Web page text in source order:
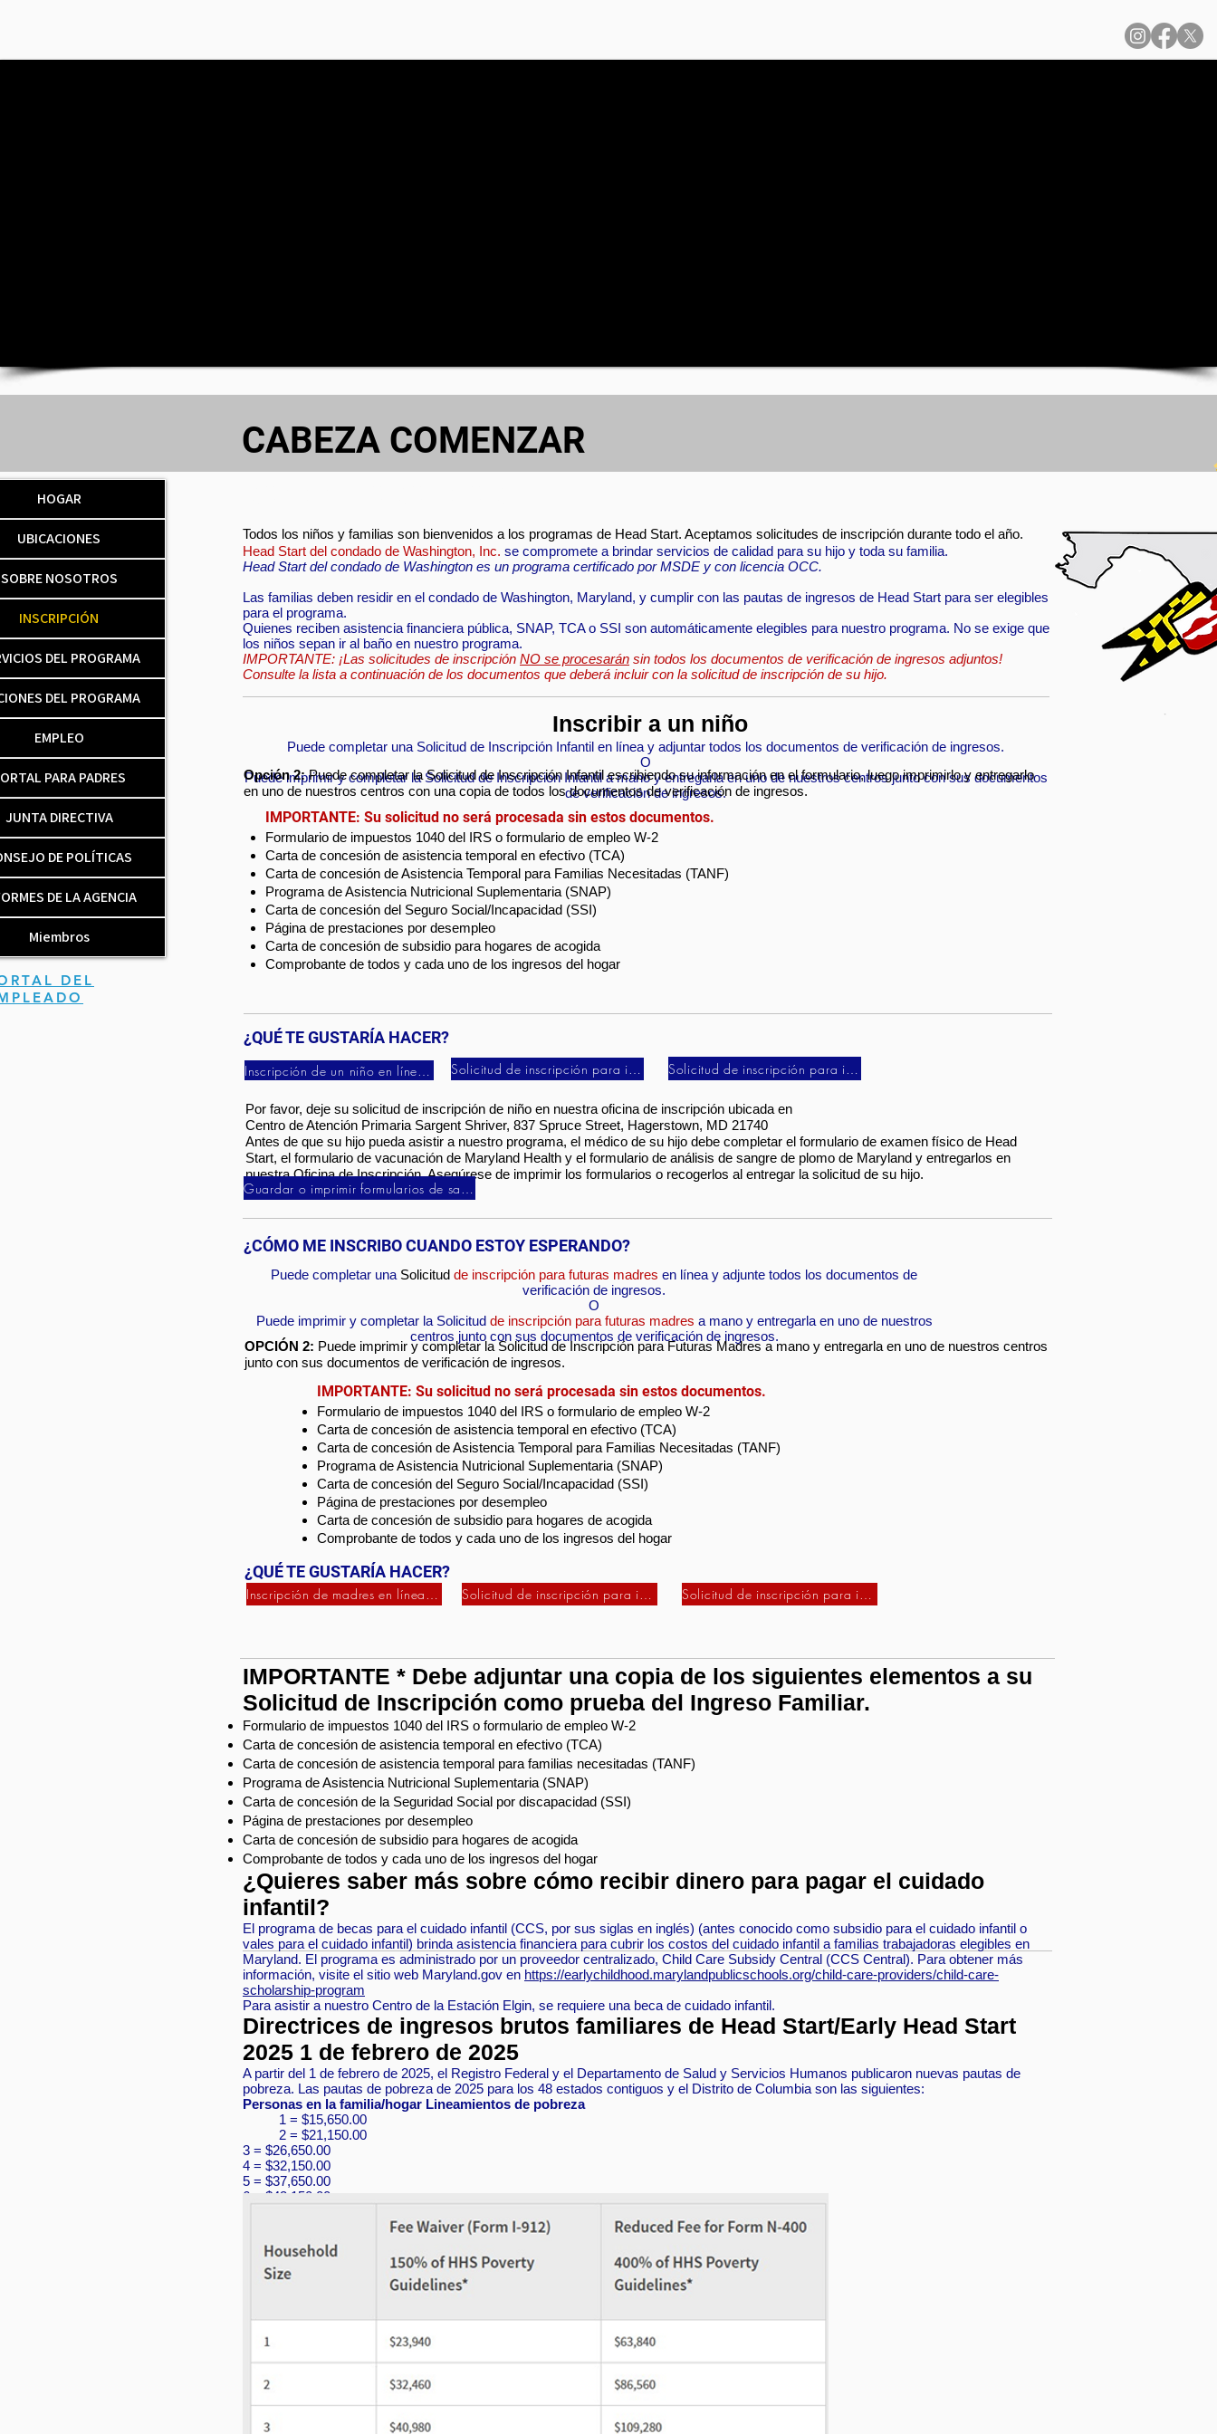
Todos los niños y familias son bienvenidos a los programas de Head Start. Aceptamos solicitudes de inscripción durante todo el año.
Head Start del condado de Washington, Inc. se compromete a brindar servicios de calidad para su hijo y toda su familia.
Head Start del condado de Washington es un programa certificado por MSDE y con licencia OCC.
Las familias deben residir en el condado de Washington, Maryland, y cumplir con las pautas de ingresos de Head Start para ser elegibles
para el programa.
Quienes reciben asistencia financiera pública, SNAP, TCA o SSI son automáticamente elegibles para nuestro programa. No se exige que
los niños sepan ir al baño en nuestro programa.
IMPORTANTE: ¡Las solicitudes de inscripción NO se procesarán sin todos los documentos de verificación de ingresos adjuntos!
Consulte la lista a continuación de los documentos que deberá incluir con la solicitud de inscripción de su hijo.
Inscribir a un niño
Puede completar una Solicitud de Inscripción Infantil en línea y adjuntar todos los documentos de verificación de ingresos.
O
Puede imprimir y completar laSolicitud de Inscripción Infantila mano y entregarla en uno de nuestros centros junto con sus documentos
de verificación de ingresos.
Opción 2:Puede completar la Solicitud de Inscripción Infantil escribiendo su información en el formulario, luego imprimirlo y entregarlo
en uno de nuestros centros con una copia de todos los documentos de verificación de ingresos.
IMPORTANTE: Su solicitud no será procesada sin estos documentos.
Formulario de impuestos 1040 del IRS o formulario de empleo W-2
Carta de concesión de asistencia temporal en efectivo (TCA)
Carta de concesión de Asistencia Temporal para Familias Necesitadas (TANF)
Programa de Asistencia Nutricional Suplementaria (SNAP)
Carta de concesión del Seguro Social/Incapacidad (SSI)
Página de prestaciones por desempleo
Carta de concesión de subsidio para hogares de acogida
Comprobante de todos y cada uno de los ingresos del hogar
¿QUÉ TE GUSTARÍA HACER?
Solicitud de inscripción para imprimir (en inglés)
Por favor, deje su solicitud de inscripción de niño en nuestra oficina de inscripción ubicada en
Centro de Atención Primaria Sargent Shriver, 837 Spruce Street, Hagerstown, MD 21740
Antes de que su hijo pueda asistir a nuestro programa, el médico de su hijo debe completar el formulario de examen físico de Head
Start, el formulario de vacunación de Maryland Health y el formulario de análisis de sangre de plomo de Maryland y entregarlos en
nuestra Oficina de Inscripción. Asegúrese de imprimir los formularios o recogerlos al entregar la solicitud de su hijo.
¿CÓMO ME INSCRIBO CUANDO ESTOY ESPERANDO?
Puede completar una Solicitud de inscripción para futuras madres en línea y adjunte todos los documentos de
verificación de ingresos.
O
Puede imprimir y completar la Solicitud de inscripción para futuras madres a mano y entregarla en uno de nuestros
centros junto con sus documentos de verificación de ingresos.
OPCIÓN 2: Puede imprimir y completar la Solicitud de Inscripción para Futuras Madres a mano y entregarla en uno de nuestros centros
junto con sus documentos de verificación de ingresos.
IMPORTANTE: Su solicitud no será procesada sin estos documentos.
Formulario de impuestos 1040 del IRS o formulario de empleo W-2
Carta de concesión de asistencia temporal en efectivo (TCA)
Carta de concesión de Asistencia Temporal para Familias Necesitadas (TANF)
Programa de Asistencia Nutricional Suplementaria (SNAP)
Carta de concesión del Seguro Social/Incapacidad (SSI)
Página de prestaciones por desempleo
Carta de concesión de subsidio para hogares de acogida
Comprobante de todos y cada uno de los ingresos del hogar
¿QUÉ TE GUSTARÍA HACER?
Inscripción de madres en línea (inglés) Solicitud de inscripción para imprimir (en inglés) Solicitud de inscripción para imprimir (español)
IMPORTANTE * Debe adjuntar una copia de los siguientes elementos a su
Solicitud de Inscripción como prueba del Ingreso Familiar.
Formulario de impuestos 1040 del IRS o formulario de empleo W-2
Carta de concesión de asistencia temporal en efectivo (TCA)
Carta de concesión de asistencia temporal para familias necesitadas (TANF)
Programa de Asistencia Nutricional Suplementaria (SNAP)
Carta de concesión de la Seguridad Social por discapacidad (SSI)
Página de prestaciones por desempleo
Carta de concesión de subsidio para hogares de acogida
Comprobante de todos y cada uno de los ingresos del hogar
¿Quieres saber más sobre cómo recibir dinero para pagar el cuidado
infantil?
El programa de becas para el cuidado infantil (CCS, por sus siglas en inglés) (antes conocido como subsidio para el cuidado infantil o
vales para el cuidado infantil) brinda asistencia financiera para cubrir los costos del cuidado infantil a familias trabajadoras elegibles en
Maryland. El programa es administrado por un proveedor centralizado, Child Care Subsidy Central (CCS Central). Para obtener más
información, visite el sitio web Maryland.gov en https://earlychildhood.marylandpublicschools.org/child-care-providers/child-care-
scholarship-program
Para asistir a nuestro Centro de la Estación Elgin, se requiere una beca de cuidado infantil.
Directrices de ingresos brutos familiares de Head Start/Early Head Start
2025 1 de febrero de 2025
A partir del 1 de febrero de 2025, el Registro Federal y el Departamento de Salud y Servicios Humanos publicaron nuevas pautas de
pobreza. Las pautas de pobreza de 2025 para los 48 estados contiguos y el Distrito de Columbia son las siguientes:
Personas en la familia/hogar Lineamientos de pobreza
1 = $15,650.00
2 = $21,150.00
3 = $26,650.00
4 = $32,150.00
5 = $37,650.00
6 = $43,150.00
HOGAR
UBICACIONES
SOBRE NOSOTROS
INSCRIPCIÓN
DEL PROGRAMA
DEL PROGRAMA
EMPLEO
PARA PADRES
JUNTA DIRECTIVA
DE POLÍTICAS
DE LA AGENCIA
Miembros
CABEZA COMENZAR
DEL